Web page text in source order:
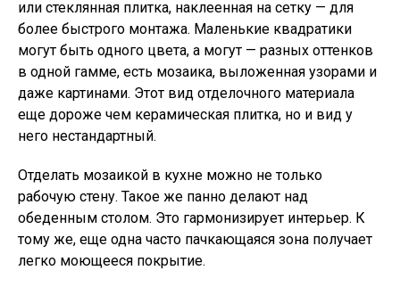
или стеклянная плитка, наклеенная на сетку — для
более быстрого монтажа. Маленькие квадратики
могут быть одного цвета, а могут — разных оттенков
в одной гамме, есть мозаика, выложенная узорами и
даже картинами. Этот вид отделочного материала
еще дороже чем керамическая плитка, но и вид у
него нестандартный.
Отделать мозаикой в кухне можно не только
рабочую стену. Такое же панно делают над
обеденным столом. Это гармонизирует интерьер. К
тому же, еще одна часто пачкающаяся зона получает
легко моющееся покрытие.